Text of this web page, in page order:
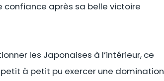
après sa belle victoire
les Japonaises à l’intérieur, ce
à petit pu exercer une domination